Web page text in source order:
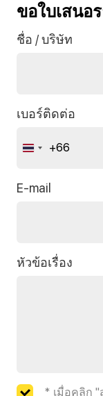
ขอใบเสนอ
ชื่อ / บริษัท
เบอร์ติดต่อ
Thailand
+66
E-mail
หัวข้อเรื่อง
* เมื่อคลิก